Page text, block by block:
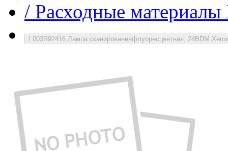
/ Расходные
/ 003R92416 Лампа сканированияфлуоресцентная, 24ВDM